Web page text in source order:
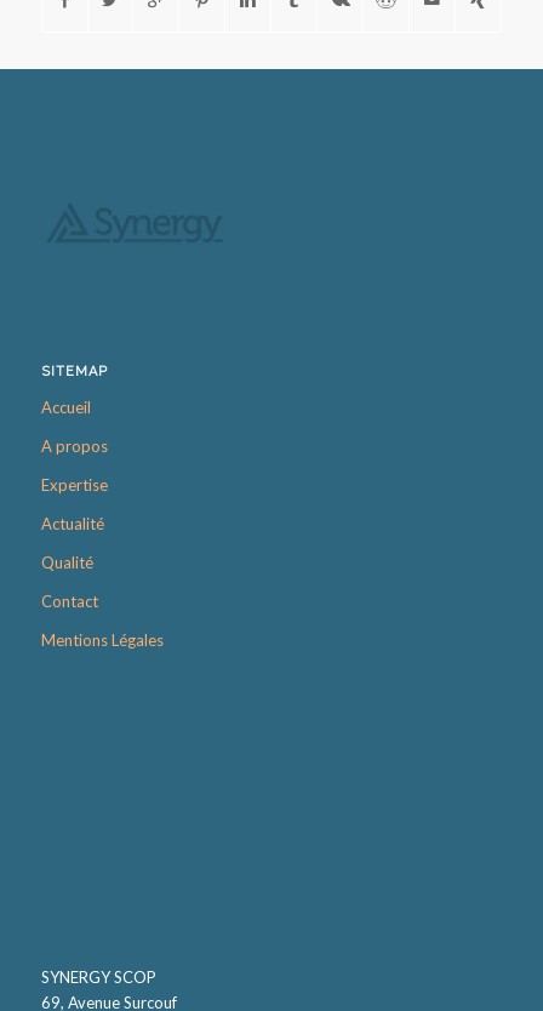
SITEMAP
Accueil
A propos
Expertise
Actualité
Qualité
Contact
Mentions Légales
SYNERGY SCOP
69, Avenue Surcouf